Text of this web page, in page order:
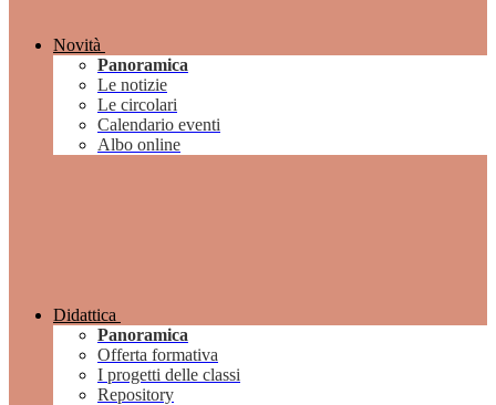
Novità
Panoramica
Le notizie
Le circolari
Calendario eventi
Albo online
Didattica
Panoramica
Offerta formativa
I progetti delle classi
Repository